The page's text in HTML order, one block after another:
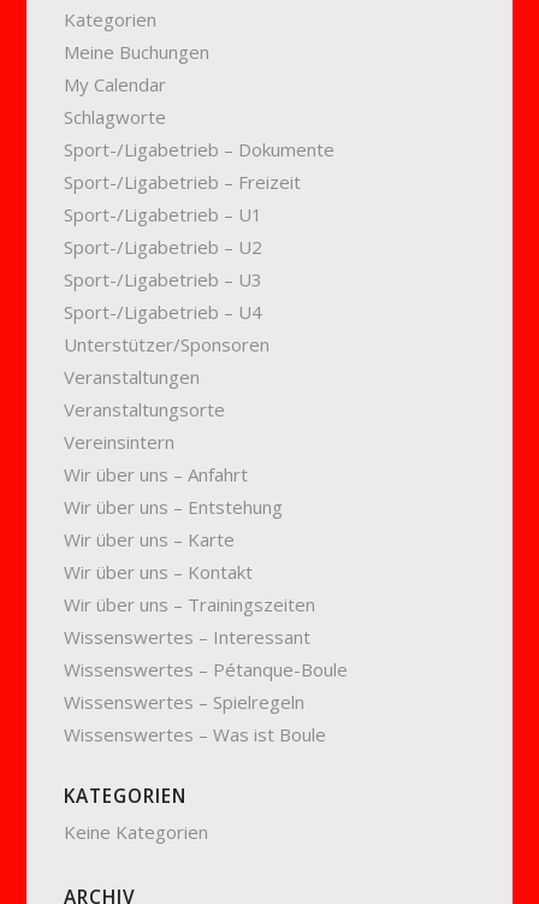
Kategorien
Meine Buchungen
My Calendar
Schlagworte
Sport-/Ligabetrieb – Dokumente
Sport-/Ligabetrieb – Freizeit
Sport-/Ligabetrieb – U1
Sport-/Ligabetrieb – U2
Sport-/Ligabetrieb – U3
Sport-/Ligabetrieb – U4
Unterstützer/Sponsoren
Veranstaltungen
Veranstaltungsorte
Vereinsintern
Wir über uns – Anfahrt
Wir über uns – Entstehung
Wir über uns – Karte
Wir über uns – Kontakt
Wir über uns – Trainingszeiten
Wissenswertes – Interessant
Wissenswertes – Pétanque-Boule
Wissenswertes – Spielregeln
Wissenswertes – Was ist Boule
KATEGORIEN
Keine Kategorien
ARCHIV